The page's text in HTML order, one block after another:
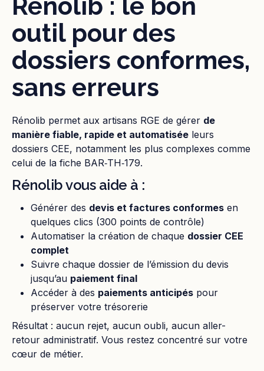
Rénolib : le bon
outil pour des
dossiers conformes,
sans erreurs
Rénolib permet aux artisans RGE de gérer de
manière fiable, rapide et automatisée leurs
dossiers CEE, notamment les plus complexes comme
celui de la fiche BAR‑TH‑179.
Rénolib vous aide à :
Générer des devis et factures conformes en
quelques clics (300 points de contrôle)
Automatiser la création de chaque dossier CEE
complet
Suivre chaque dossier de l’émission du devis
jusqu’au paiement final
Accéder à des paiements anticipés pour
préserver votre trésorerie
Résultat : aucun rejet, aucun oubli, aucun aller-
retour administratif. Vous restez concentré sur votre
cœur de métier.